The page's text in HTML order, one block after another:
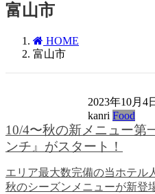
富山市
HOME
富山市
2023年10月4
kanri Food
10/4〜秋の新メニュー
ンチ』がスタート！
エリア最大数完備の当ホテル
秋のシーズンメニューが新